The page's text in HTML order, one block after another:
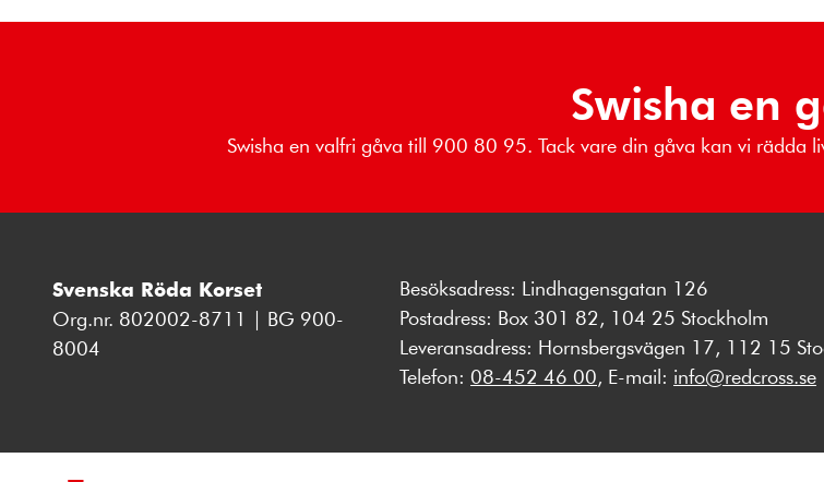
Swisha en
Swisha en valfri gåva till 900 80 95. Tack vare din gåva kan vi rädda
Svenska Röda Korset
Org.nr. 802002-8711 | BG 900-
8004
Besöksadress: Lindhagensgatan 126
Postadress: Box 301 82, 104 25 Stockholm
Leveransadress: Hornsbergsvägen 17, 112 15
Telefon: 08-452 46 00, E-mail: info@redcross.se